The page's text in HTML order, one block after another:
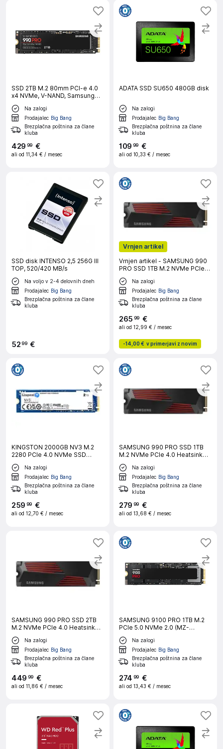
SSD 2TB M.2 80mm PCI-e 4.0
x4 NVMe, V-NAND, Samsung
990 PRO MZ-V9P2T0BW
Na zalogi
Prodajalec Big Bang
Brezplačna poštnina za člane
kluba
429 99 €
ali od 11,34 € / mesec
ADATA SSD SU650 480GB disk
Na zalogi
Prodajalec Big Bang
Brezplačna poštnina za člane
kluba
109 99 €
ali od 10,33 € / mesec
SSD disk INTENSO 2,5 256G III
TOP, 520/420 MB/s
Na voljo v 2-4 delovnih dneh
Prodajalec Big Bang
Brezplačna poštnina za člane
kluba
5299 €
Vrnjen artikel
Vrnjen artikel - SAMSUNG 990
PRO SSD 1TB M.2 NVMe PCIe
4.0 Heatsink vgradni disk
Na zalogi
Prodajalec Big Bang
Brezplačna poštnina za člane
kluba
265 99 €
ali od 12,99 € / mesec
-14,00 € v primerjavi z novim
KINGSTON 2000GB NV3 M.2
2280 PCIe 4.0 NVMe SSD
vgradni trdi disk
Na zalogi
Prodajalec Big Bang
Brezplačna poštnina za člane
kluba
259 99 €
ali od 12,70 € / mesec
SAMSUNG 990 PRO SSD 1TB
M.2 NVMe PCIe 4.0 Heatsink
vgradni disk
Na zalogi
Prodajalec Big Bang
Brezplačna poštnina za člane
kluba
279 99 €
ali od 13,68 € / mesec
SAMSUNG 990 PRO SSD 2TB
M.2 NVMe PCIe 4.0 Heatsink
vgradni disk
Na zalogi
Prodajalec Big Bang
Brezplačna poštnina za člane
kluba
449 99 €
ali od 11,86 € / mesec
SAMSUNG 9100 PRO 1TB M.2
PCIe 5.0 NVMe 2.0 (MZ-
VAP1T0BW) SSD
Na zalogi
Prodajalec Big Bang
Brezplačna poštnina za člane
kluba
274 99 €
ali od 13,43 € / mesec